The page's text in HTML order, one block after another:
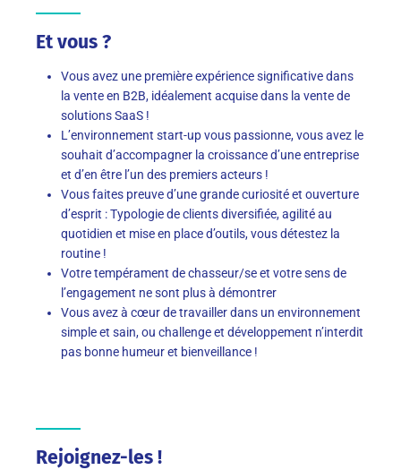
Et vous ?
Vous avez une première expérience significative dans
la vente en B2B, idéalement acquise dans la vente de
solutions SaaS !
L’environnement start-up vous passionne, vous avez le
souhait d’accompagner la croissance d’une entreprise
et d’en être l’un des premiers acteurs !
Vous faites preuve d’une grande curiosité et ouverture
d’esprit : Typologie de clients diversifiée, agilité au
quotidien et mise en place d’outils, vous détestez la
routine !
Votre tempérament de chasseur/se et votre sens de
l’engagement ne sont plus à démontrer
Vous avez à cœur de travailler dans un environnement
simple et sain, ou challenge et développement n’interdit
pas bonne humeur et bienveillance !
Rejoignez-les !